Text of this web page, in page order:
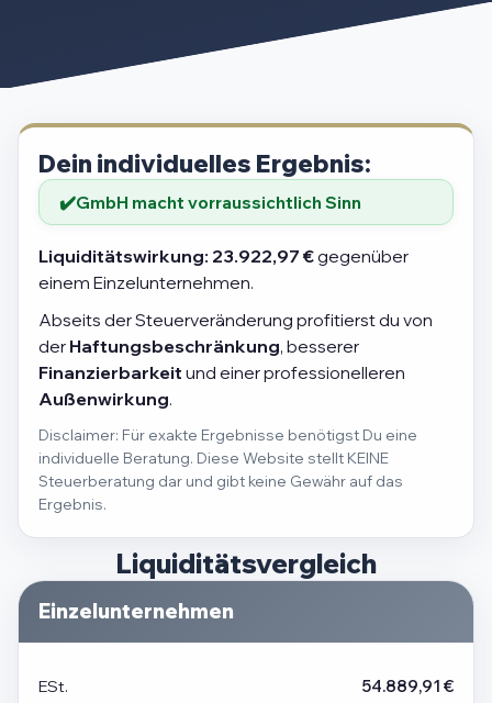
Dein individuelles Ergebnis:
GmbH macht vorraussichtlich Sinn
Liquiditätswirkung: 23.922,97 €gegenüber
einem Einzelunternehmen.
Abseits der Steuerveränderung profitierst du von
der Haftungsbeschränkung, besserer
Finanzierbarkeit und einer professionelleren
Außenwirkung.
Disclaimer: Für exakte Ergebnisse benötigst Du eine
individuelle Beratung. Diese Website stellt KEINE
Steuerberatung dar und gibt keine Gewähr auf das
Ergebnis.
Liquiditätsvergleich
Einzelunternehmen
ESt. 54.889,91 €